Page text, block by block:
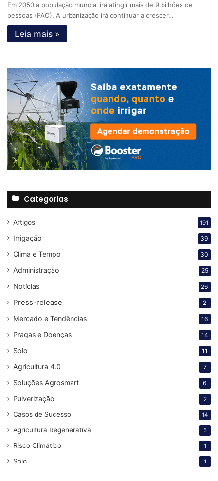
Em 2050 a população mundial irá atingir mais de 9 bilhões de
pessoas (FAO). A urbanização irá continuar a crescer…
Leia mais »
Categorias
Artigos 191
Irrigação 39
Clima e Tempo 30
Administração 25
Notícias 26
Press-release 2
Mercado e Tendências 16
Pragas e Doenças 14
Solo 11
Agricultura 4.0 7
Soluções Agrosmart 6
Pulverização 2
Casos de Sucesso 14
Agricultura Regenerativa 5
Risco Climático 1
Solo 1